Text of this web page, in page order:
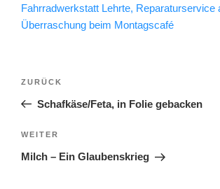
Fahrradwerkstatt Lehrte, Reparaturservice
Überraschung beim Montagscafé
Beitragsnavigation
Vorheriger
Beitrag
ZURÜCK
Schafkäse/Feta, in Folie gebacken
Nächster
Beitrag
WEITER
Milch – Ein Glaubenskrieg